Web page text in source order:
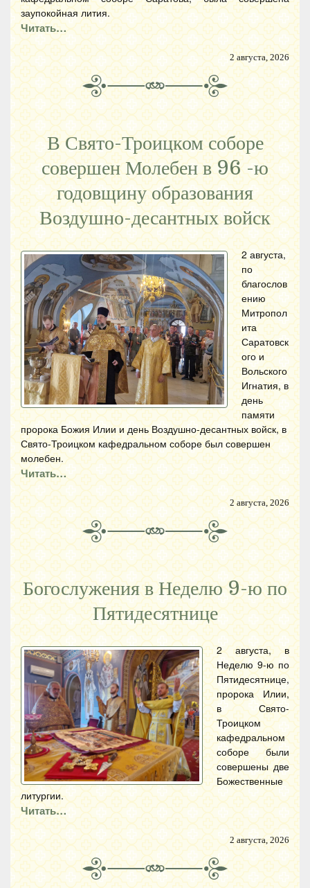
заупокойная лития.
Читать…
2 августа, 2026
В Свято-Троицком соборе
совершен Молебен в 96 -ю
годовщину образования
Воздушно-десантных войск
2 августа,
по
благослов
ению
Митропол
ита
Саратовск
ого и
Вольского
Игнатия, в
день
памяти
пророка Божия Илии и день Воздушно-десантных войск, в
Свято-Троицком кафедральном соборе был совершен
молебен.
Читать…
2 августа, 2026
Богослужения в Неделю 9-ю по
Пятидесятнице
2 августа, в
Неделю 9-ю по
Пятидесятнице,
пророка Илии,
в Свято-
Троицком
кафедральном
соборе были
совершены две
Божественные
литургии.
Читать…
2 августа, 2026